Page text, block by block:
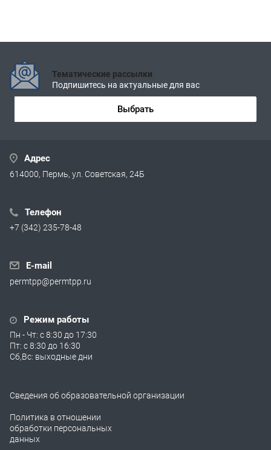
Тематические рассылки
Подпишитесь на актуальные для вас
Выбрать
Адрес
614000, Пермь, ул. Советская, 24Б
Телефон
+7 (342) 235-78-48
E-mail
permtpp@permtpp.ru
Режим работы
Пн - Чт: с 8:30 до 17:30
Пт: с 8:30 до 16:30
Сб,Вс: выходные дни
Сведения об образовательной организации
Политика в отношении
обработки персональных
данных